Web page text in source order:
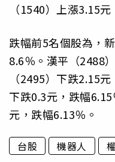
（1540）上漲3.15
跌幅前5名個股為，
8.6％。漢平（2488
（2495）下跌2.15
下跌0.3元，跌幅
元，跌幅6.13％。
台股 機器人